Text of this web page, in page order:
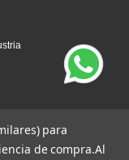
para
de compra.Al